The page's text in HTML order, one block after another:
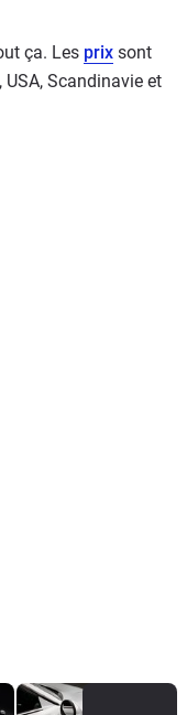
ça. Les prix sont
USA, Scandinavie et